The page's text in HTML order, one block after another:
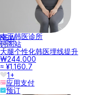
NEW
本正韩医诊所
钟阁站
大腿个性化韩医埋线提升
₩244,000
≈ ¥1,160.7
1+
应用支付
预订